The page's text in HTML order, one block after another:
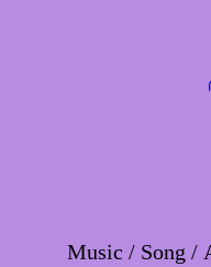
Music / Song /